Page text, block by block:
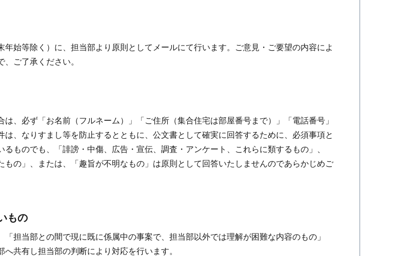
始等除く）に、担当部より原則としてメールにて行います。ご意見・ご要望の内容によ
ご了承ください。
、必ず「お名前（フルネーム）」「ご住所（集合住宅は部屋番号まで）」「電話番号」
は、なりすまし等を防止するとともに、公文書として確実に回答するために、必須事項と
ものでも、「誹謗・中傷、広告・宣伝、調査・アンケート、これらに類するもの」、
もの」、または、「趣旨が不明なもの」は原則として回答いたしませんのであらかじめご
もの
担当部との間で現に既に係属中の事案で、担当部以外では理解が困難な内容のもの」
共有し担当部の判断により対応を行います。